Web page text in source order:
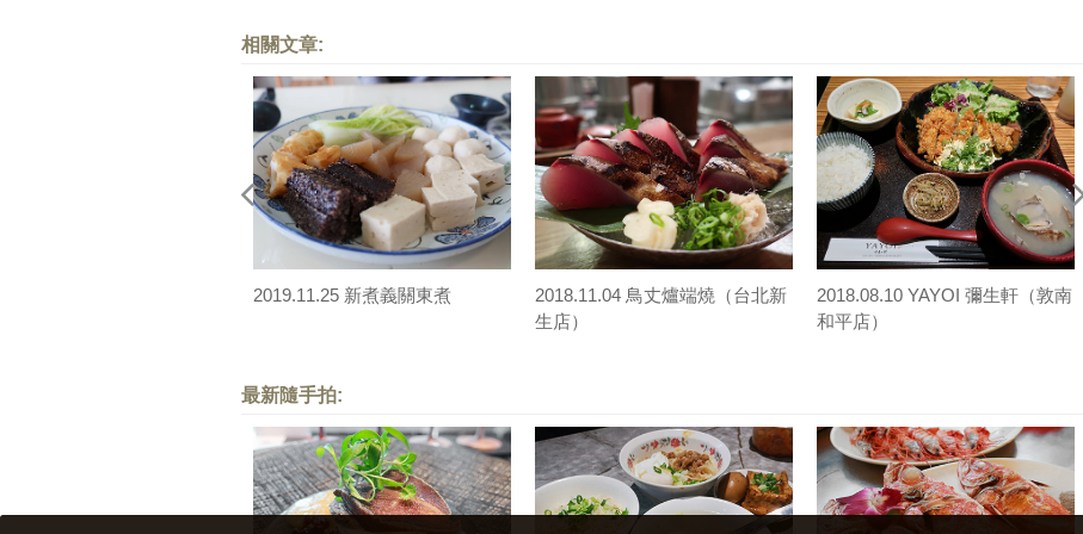
相關文章:
2019.11.25 新煮義關東煮
2018.11.04 鳥丈爐端燒（台北新
生店）
2018.08.10 YAYOI 彌生軒（敦南
和平店）
最新隨手拍: